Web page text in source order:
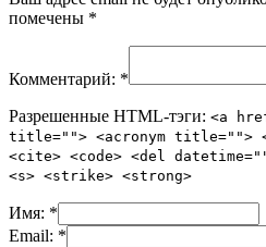
помечены *
Комментарий: *
Разрешенные HTML-тэги: <a
title=""> <acronym title="">
<cite> <code> <del
<s> <strike> <strong>
Имя: *
Email: *